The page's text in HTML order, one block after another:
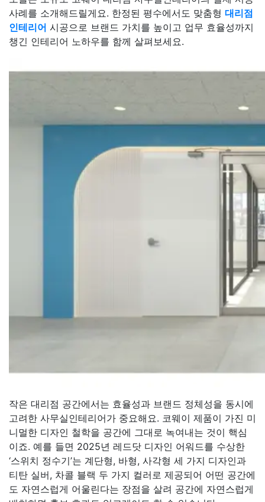
사례를 소개해드릴게요. 한정된 평수에서도 맞춤형 대리점
인테리어 시공으로 브랜드 가치를 높이고 업무 효율성까지
챙긴 인테리어 노하우를 함께 살펴보세요.
작은 대리점 공간에서는 효율성과 브랜드 정체성을 동시에
고려한 사무실인테리어가 중요해요. 코웨이 제품이 가진 미
니멀한 디자인 철학을 공간에 그대로 녹여내는 것이 핵심
이죠. 예를 들면 2025년 레드닷 디자인 어워드를 수상한
‘스위치 정수기’는 계단형, 바형, 사각형 세 가지 디자인과
티탄 실버, 차콜 블랙 두 가지 컬러로 제공되어 어떤 공간에
도 자연스럽게 어울린다는 장점을 살려 공간에 자연스럽게